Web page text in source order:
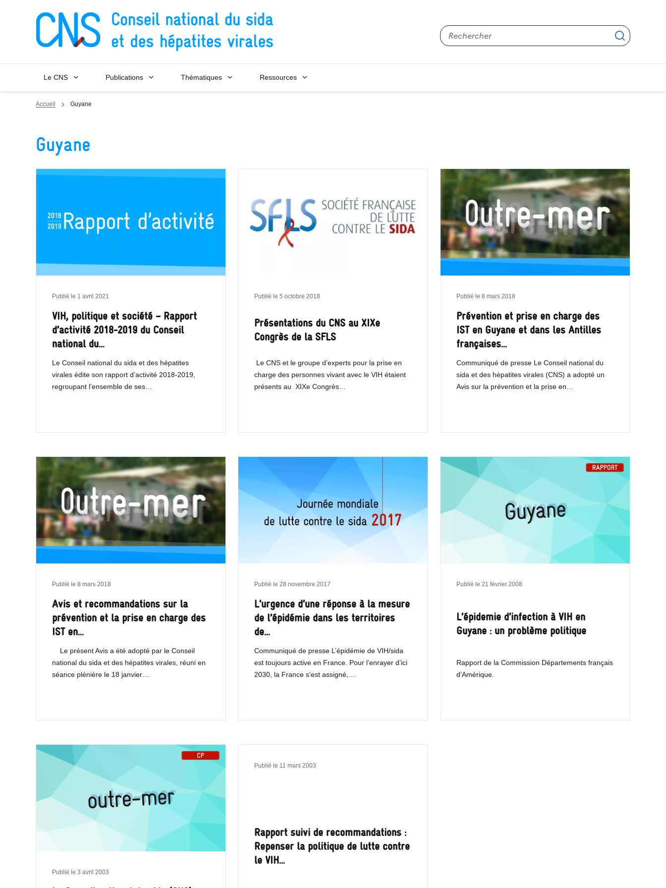
Conseil national du sida et des hépatites virales
Rechercher
Le CNS Publications Thématiques Ressources
Accueil Guyane
Guyane
VIH, politique et société – Rapport
d’activité 2018-2019 du Conseil
national du…
Le Conseil national du sida et des hépatites
virales édite son rapport d’activité 2018-2019,
regroupant l’ensemble de ses…
Publié le 1 avril 2021
Présentations du CNS au XIXe
Congrès de la SFLS
Le CNS et le groupe d’experts pour la prise en
charge des personnes vivant avec le VIH étaient
présents au XIXe Congrès…
Publié le 5 octobre 2018
Prévention et prise en charge des
IST en Guyane et dans les Antilles
françaises…
Communiqué de presse Le Conseil national du
sida et des hépatites virales (CNS) a adopté un
Avis sur la prévention et la prise en…
Publié le 8 mars 2018
Avis et recommandations sur la
prévention et la prise en charge des
IST en…
Le présent Avis a été adopté par le Conseil
national du sida et des hépatites virales, réuni en
séance plénière le 18 janvier…
Publié le 8 mars 2018
L’urgence d’une réponse à la mesure
de l’épidémie dans les territoires
de…
Communiqué de presse L’épidémie de VIH/sida
est toujours active en France. Pour l’enrayer d’ici
2030, la France s’est assigné,…
Publié le 28 novembre 2017
L’épidemie d’infection à VIH en
Guyane : un problème politique
Rapport de la Commission Départements français
d’Amérique.
Publié le 21 février 2008
Publié le 3 avril 2003
Rapport suivi de recommandations :
Repenser la politique de lutte contre
le VIH…
Publié le 11 mars 2003